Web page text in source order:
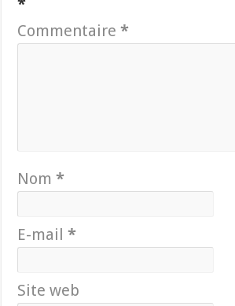
*
Commentaire*
Nom*
E-mail*
Site web